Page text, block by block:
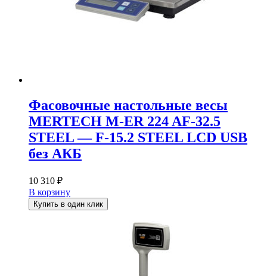
Фасовочные настольные весы
MERTECH M-ER 224 AF-32.5
STEEL — F-15.2 STEEL LCD USB
без АКБ
10 310 ₽
В корзину
Купить в один клик